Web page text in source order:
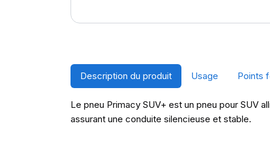
Description du produit Usage Points
Le pneu Primacy SUV+ est un pneu pour SUV
assurant une conduite silencieuse et stable.